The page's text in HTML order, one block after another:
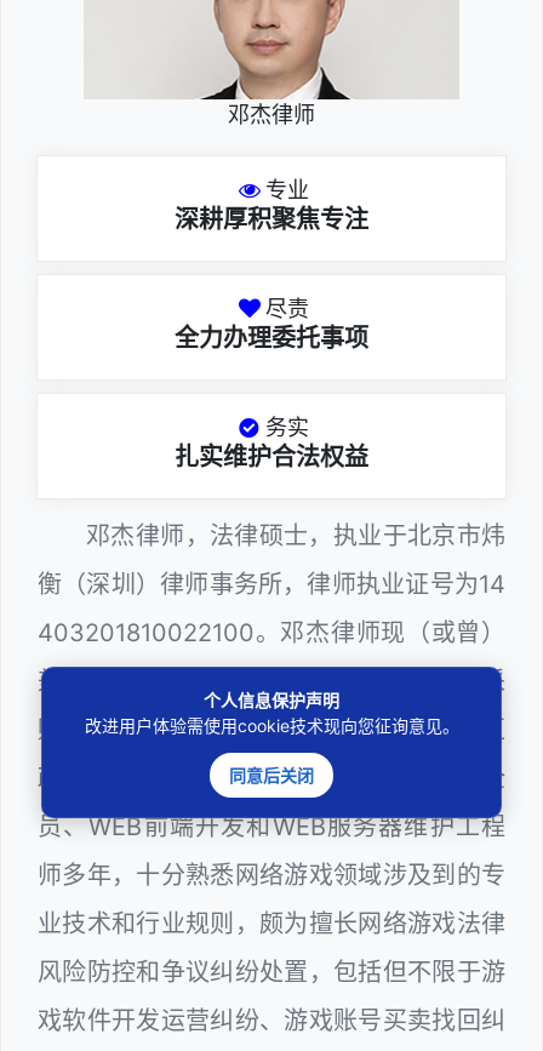
邓杰律师
专业
深耕厚积聚焦专注
尽责
全力办理委托事项
务实
扎实维护合法权益
邓杰律师，法律硕士，执业于北京市炜
衡（深圳）律师事务所，律师执业证号为14
403201810022100。邓杰律师现（或曾）
兼任深圳市人民政府听证员、深圳市政府采
购评审专家（法律类），曾担任深圳市某区
政府系统公职律师、计算机信息网络安全
员、WEB前端开发和WEB服务器维护工程
师多年，十分熟悉网络游戏领域涉及到的专
业技术和行业规则，颇为擅长网络游戏法律
风险防控和争议纠纷处置，包括但不限于游
戏软件开发运营纠纷、游戏账号买卖找回纠
个人信息保护声明
改进用户体验需使用cookie技术现向您征询意见。
同意后关闭